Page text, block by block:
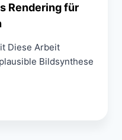
Rendering für
Diese Arbeit
Bildsynthese